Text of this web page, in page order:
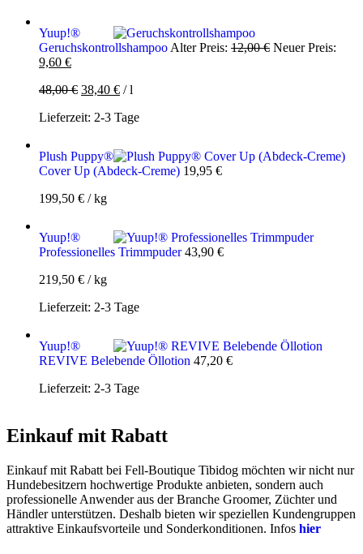
Yuup!®
GeruchskontrollshampooAlter Preis: 12,00€ Ursprünglicher
Neuer Preis:
9,60 €Aktueller
ist:
48,00€ 38,40 € /l
Lieferzeit: 2-3 Tage
Plush Puppy®
Cover Up (Abdeck-Creme) 19,95 €
199,50 € /kg
Yuup!®
Professionelles Trimmpuder 43,90 €
219,50 € /kg
Lieferzeit: 2-3 Tage
Yuup!®
REVIVE Belebende Öllotion 47,20 €
Lieferzeit: 2-3 Tage
Einkauf mit Rabatt
Einkauf mit Rabatt bei Fell-Boutique Tibidog möchten wir nicht nur
Hundebesitzern hochwertige Produkte anbieten, sondern auch
professionelle Anwender aus der Branche Groomer, Züchter und
Händler unterstützen. Deshalb bieten wir speziellen Kundengruppen
attraktive Einkaufsvorteile und Sonderkonditionen. Infos hier